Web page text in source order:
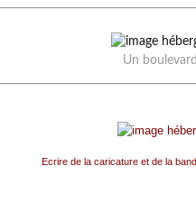
Un
Ecrire de la caricature et de la